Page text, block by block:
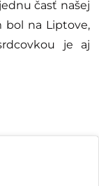
časť našej
bol na Liptove,
je aj